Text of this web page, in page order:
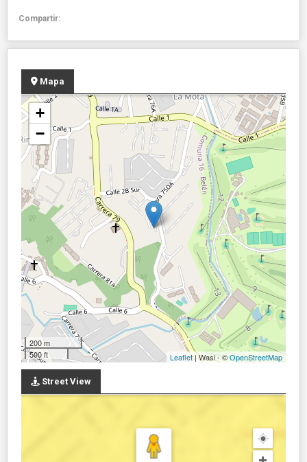
Compartir:
Mapa
+
−
200 m
500 ft
Leaflet| Wasi - ©OpenStreetMap
Street View